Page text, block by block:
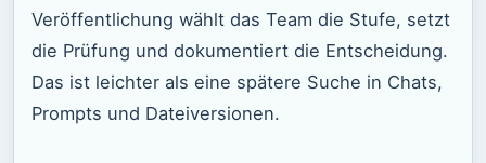
Veröffentlichung wählt das Team die Stufe, setzt
die Prüfung und dokumentiert die Entscheidung.
Das ist leichter als eine spätere Suche in Chats,
Prompts und Dateiversionen.